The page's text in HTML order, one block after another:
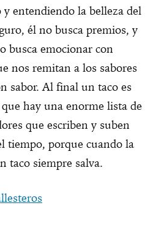
entendiendo la belleza del
él no busca premios, y
busca emocionar con
nos remitan a los sabores
sabor. Al final un taco es
hay una enorme lista de
que escriben y suben
tiempo, porque cuando la
taco siempre salva.